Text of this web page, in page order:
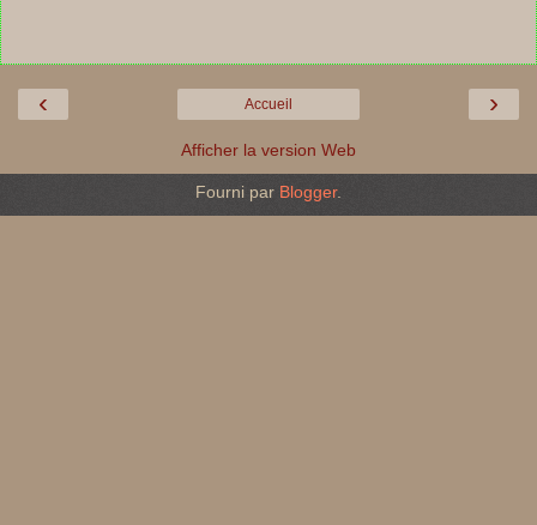
‹ ›
Accueil
Afficher la version Web
Fourni par Blogger.